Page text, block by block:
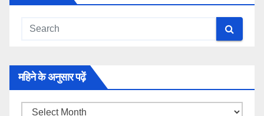
महिने के अनुसार पढ़ें
महिने